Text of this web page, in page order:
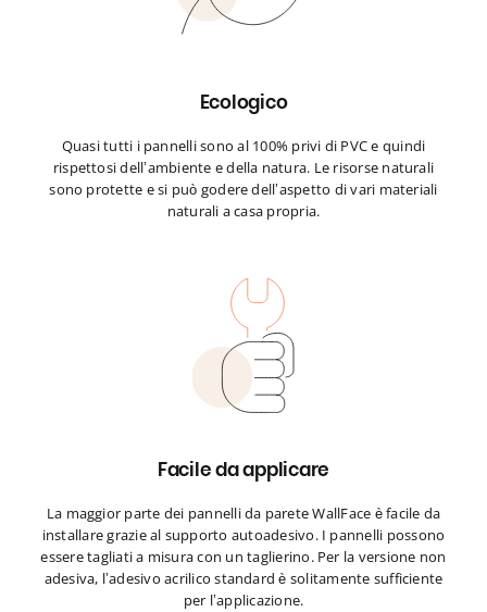
Ecologico
Quasi tutti i pannelli sono al 100% privi di PVC e quindi
rispettosi dell’ambiente e della natura. Le risorse naturali
sono protette e si può godere dell’aspetto di vari materiali
naturali a casa propria.
Facile da applicare
La maggior parte dei pannelli da parete WallFace è facile da
installare grazie al supporto autoadesivo. I pannelli possono
essere tagliati a misura con un taglierino. Per la versione non
adesiva, l’adesivo acrilico standard è solitamente sufficiente
per l’applicazione.